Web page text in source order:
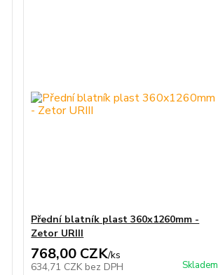
Přední blatník plast 360x1260mm -
Zetor URIII
768,00 CZK/ks
634,71 CZK bez DPH Skladem